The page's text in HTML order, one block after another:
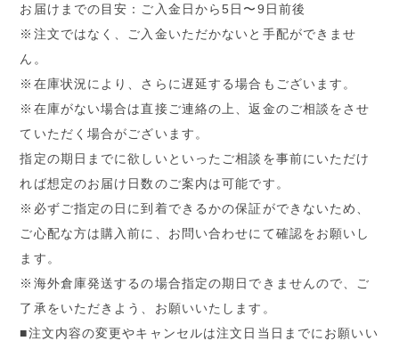
お届けまでの目安：ご入金日から5日〜9日前後
※注文ではなく、ご入金いただかないと手配ができませ
ん。
※在庫状況により、さらに遅延する場合もございます。
※在庫がない場合は直接ご連絡の上、返金のご相談をさせ
ていただく場合がございます。
指定の期日までに欲しいといったご相談を事前にいただけ
れば想定のお届け日数のご案内は可能です。
※必ずご指定の日に到着できるかの保証ができないため、
ご心配な方は購入前に、お問い合わせにて確認をお願いし
ます。
※海外倉庫発送するの場合指定の期日できませんので、ご
了承をいただきよう、お願いいたします。
■注文内容の変更やキャンセルは注文日当日までにお願いい